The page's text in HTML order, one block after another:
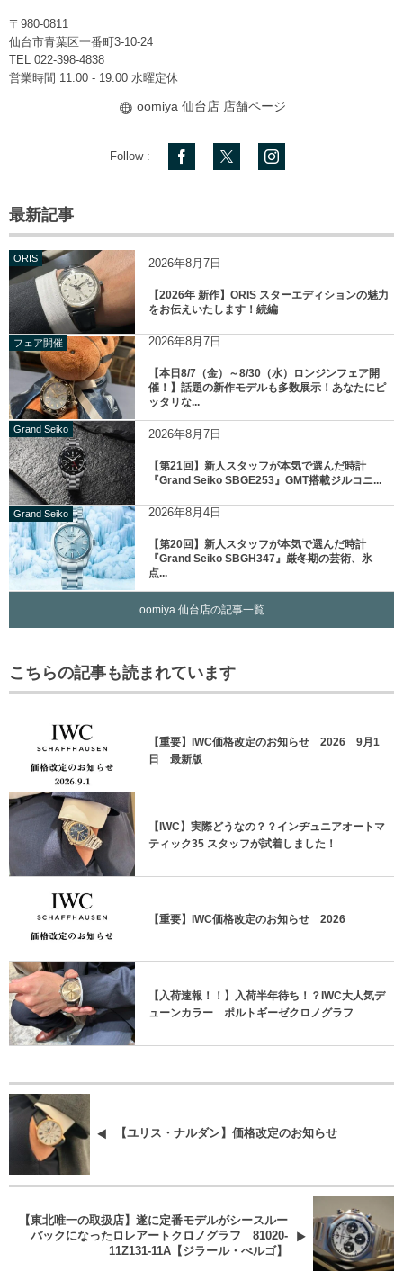
〒980-0811
仙台市青葉区一番町3-10-24
TEL 022-398-4838
営業時間 11:00 - 19:00 水曜定休
oomiya 仙台店 店舗ページ
Follow :
最新記事
ORIS 2026年8月7日
【2026年 新作】ORIS スターエディションの魅力
をお伝えいたします！続編
フェア開催 2026年8月7日
【本日8/7（金）～8/30（水）ロンジンフェア開
催！】話題の新作モデルも多数展示！あなたにピ
ッタリな...
Grand Seiko 2026年8月7日
【第21回】新人スタッフが本気で選んだ時計
『Grand Seiko SBGE253』GMT搭載ジルコニ...
Grand Seiko 2026年8月4日
【第20回】新人スタッフが本気で選んだ時計
『Grand Seiko SBGH347』厳冬期の芸術、氷
点...
oomiya 仙台店の記事一覧
こちらの記事も読まれています
【重要】IWC価格改定のお知らせ 2026 9月1
日 最新版
【IWC】実際どうなの？？インヂュニアオートマ
ティック35 スタッフが試着しました！
【重要】IWC価格改定のお知らせ 2026
【入荷速報！！】入荷半年待ち！？IWC大人気デ
ューンカラー ポルトギーゼクロノグラフ
【ユリス・ナルダン】価格改定のお知らせ
【東北唯一の取扱店】遂に定番モデルがシースルー
バックになったロレアートクロノグラフ 81020-
11Z131-11A【ジラール・ぺルゴ】